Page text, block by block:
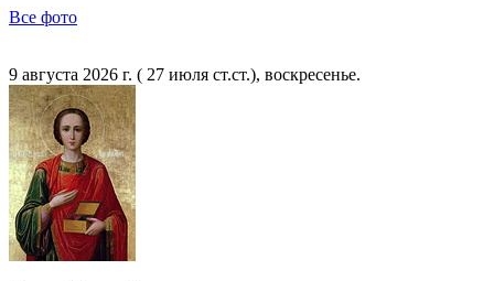
Все фото
9 августа 2026 г. ( 27 июля ст.ст.), воскресенье.